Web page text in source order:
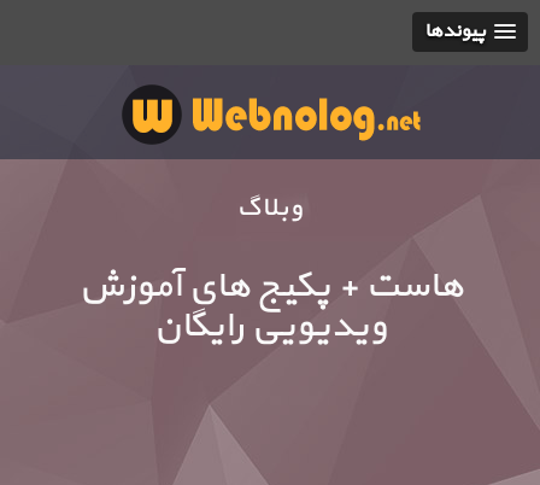
پیوندها
وبلاگ
هاست + پکیج های آموزش
ویدیویی رایگان